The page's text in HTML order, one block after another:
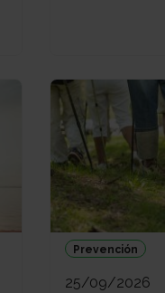
Prevención
25/09/2026